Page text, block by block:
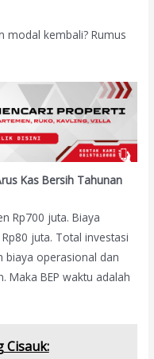
modal kembali? Rumus
Kas Bersih Tahunan
Rp700 juta. Biaya
juta. Total investasi
biaya operasional dan
Maka BEP waktu adalah
Cisauk: